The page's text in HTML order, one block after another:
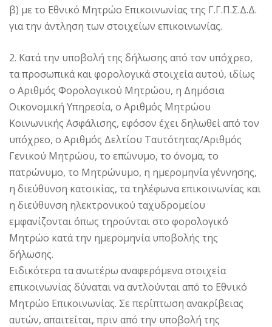
β) με το Εθνικό Μητρώο Επικοινωνίας της Γ.Γ.Π.Σ.Δ.Δ.
για την άντληση των στοιχείων επικοινωνίας.
2. Κατά την υποβολή της δήλωσης από τον υπόχρεο,
τα προσωπικά και φορολογικά στοιχεία αυτού, ιδίως
ο Αριθμός Φορολογικού Μητρώου, η Δημόσια
Οικονομική Υπηρεσία, ο Αριθμός Μητρώου
Κοινωνικής Ασφάλισης, εφόσον έχει δηλωθεί από τον
υπόχρεο, ο Αριθμός Δελτίου Ταυτότητας/Αριθμός
Γενικού Μητρώου, το επώνυμο, το όνομα, το
πατρώνυμο, το Μητρώνυμο, η ημερομηνία γέννησης,
η διεύθυνση κατοικίας, τα τηλέφωνα επικοινωνίας και
η διεύθυνση ηλεκτρονικού ταχυδρομείου
εμφανίζονται όπως τηρούνται στο φορολογικό
Μητρώο κατά την ημερομηνία υποβολής της
δήλωσης.
Ειδικότερα τα ανωτέρω αναφερόμενα στοιχεία
επικοινωνίας δύναται να αντλούνται από το Εθνικό
Μητρώο Επικοινωνίας. Σε περίπτωση ανακρίβειας
αυτών, απαιτείται, πριν από την υποβολή της